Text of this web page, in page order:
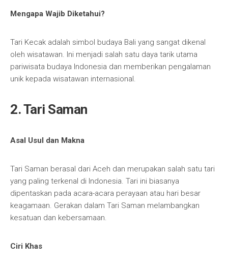
Mengapa Wajib Diketahui?
Tari Kecak adalah simbol budaya Bali yang sangat dikenal
oleh wisatawan. Ini menjadi salah satu daya tarik utama
pariwisata budaya Indonesia dan memberikan pengalaman
unik kepada wisatawan internasional.
2. Tari Saman
Asal Usul dan Makna
Tari Saman berasal dari Aceh dan merupakan salah satu tari
yang paling terkenal di Indonesia. Tari ini biasanya
dipentaskan pada acara-acara perayaan atau hari besar
keagamaan. Gerakan dalam Tari Saman melambangkan
kesatuan dan kebersamaan.
Ciri Khas